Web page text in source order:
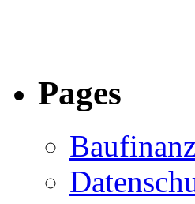
Pages